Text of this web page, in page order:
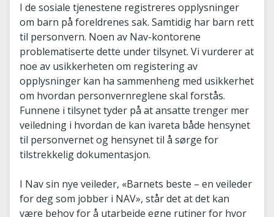
I de sosiale tjenestene registreres opplysninger
om barn på foreldrenes sak. Samtidig har barn rett
til personvern. Noen av Nav-kontorene
problematiserte dette under tilsynet. Vi vurderer at
noe av usikkerheten om registering av
opplysninger kan ha sammenheng med usikkerhet
om hvordan personvernreglene skal forstås.
Funnene i tilsynet tyder på at ansatte trenger mer
veiledning i hvordan de kan ivareta både hensynet
til personvernet og hensynet til å sørge for
tilstrekkelig dokumentasjon.
I Nav sin nye veileder, «Barnets beste – en veileder
for deg som jobber i NAV», står det at det kan
være behov for å utarbeide egne rutiner for hvor